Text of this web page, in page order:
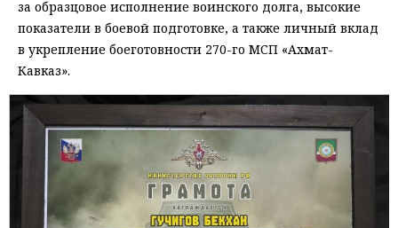
за образцовое исполнение воинского долга, высокие
показатели в боевой подготовке, а также личный вклад
в укрепление боеготовности 270-го МСП «Ахмат-
Кавказ».